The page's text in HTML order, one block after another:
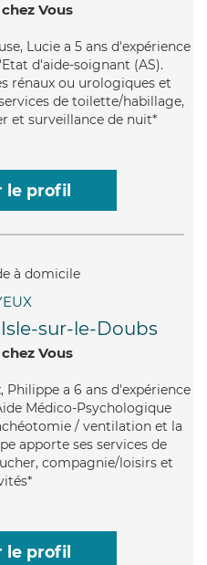
Vous
Lucie a 5 ans d'expérience
d'aide-soignant (AS).
rénaux ou urologiques et
de toilette/habillage,
et surveillance de nuit*
le profil
sur-le-Doubs
Vous
Philippe a 6 ans d'expérience
Médico-Psychologique
/ ventilation et la
apporte ses services de
compagnie/loisirs et
le profil